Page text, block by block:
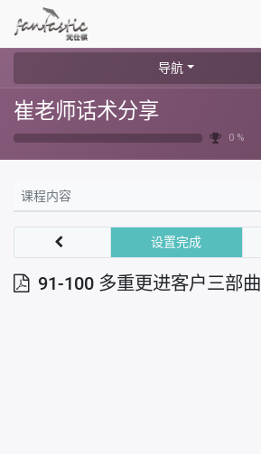
导航
崔老师话术分享
0 %
课程内容
91-100 多重更进客户三部曲
设置完成